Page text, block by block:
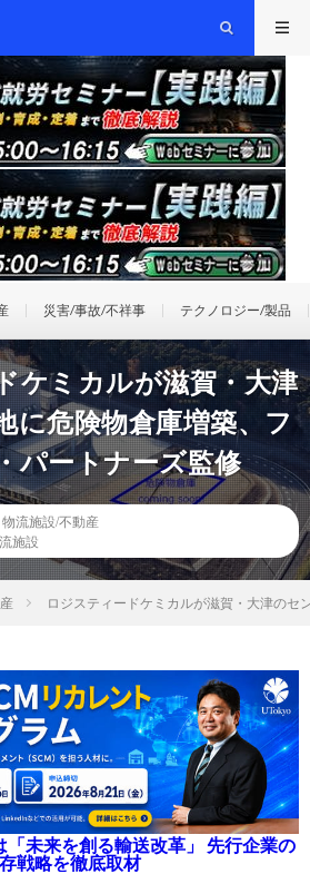
災害/事故/不祥事 テクノロジー/製品
ケミカルが滋賀・大津
に危険物倉庫増築、フ
パートナーズ監修
物流施設/不動産
施設
ロジスティードケミカルが滋賀・大津のセ
「未来を創る輸送改革」 先行企業の
戦略を徹底取材